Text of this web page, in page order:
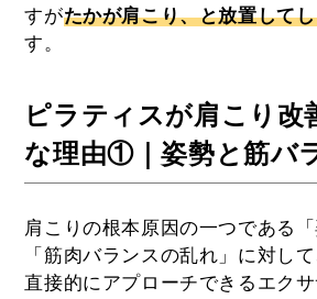
すがたかが肩こり、と放置して
す。
ピラティスが肩こり改
な理由①｜姿勢と筋バ
肩こりの根本原因の一つである
「筋肉バランスの乱れ」に対し
直接的にアプローチできるエク